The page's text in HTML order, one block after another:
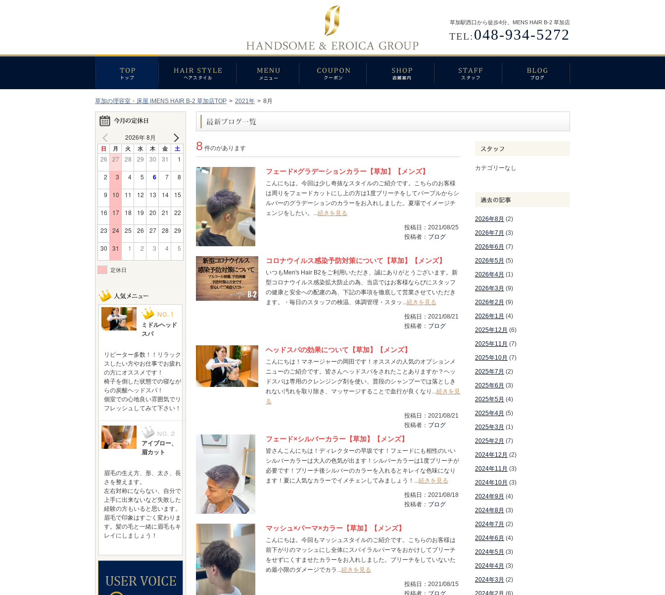
草加駅西口から徒歩4分。MENS HAIR B-2 草加店
TEL: 048-934-5272
草加の理容室・床屋 |MENS HAIR B-2 草加店TOP > 2021年 > 8月
8 件のがあります
フェード×グラデーションカラー【草加】【メンズ】
こんにちは。今回は少し奇抜なスタイルのご紹介です。こちらのお客様
は周りをフェードカットにし上の方は1度ブリーチをしてパープルからシ
ルバーのグラデーションのカラーをお入れしました。夏場でイメージチ
ェンジをしたい。...続きを見る
投稿日： 2021/08/25
投稿者： ブログ
コロナウイルス感染予防対策について【草加】【メンズ】
いつもMen's Hair B2をご利用いただき、誠にありがとうございます。新
型コロナウイルス感染拡大防止の為、当店ではお客様ならびにスタッフ
の健康と安全への配慮の為、下記の事項を徹底して営業させていただき
ます。・毎日のスタッフの検温、体調管理・スタッ...続きを見る
投稿日： 2021/08/21
投稿者： ブログ
ヘッドスパの効果について【草加】【メンズ】
こんにちは！マネージャーの岡田です！オススメの人気のオプションメ
ニューのご紹介です。皆さんヘッドスパをされたことありますか？ヘッ
ドスパは専用のクレンジング剤を使い、普段のシャンプーでは落としき
れない汚れを取り除き、マッサージすることで血行が良くなり...続きを見
る
投稿日： 2021/08/21
投稿者： ブログ
フェード×シルバーカラー【草加】【メンズ】
皆さんこんにちは！ディレクターの早坂です！フェードにも相性のいい
シルバーカラーは大人の色気が出ます！シルバーカラーは1度ブリーチが
必要です！ブリーチ後シルバーのカラーを入れるとキレイな色味になり
ます！夏に人気なカラーでイメチェンしてみましょう！...続きを見る
投稿日： 2021/08/18
投稿者： ブログ
マッシュ×パーマ×カラー【草加】【メンズ】
こんにちは。今回もマッシュスタイルのご紹介です。こちらのお客様は
前下がりのマッシュにし全体にスパイラルパーマをおかけしてブリーチ
をせずにくすませたカラーをお入れしました。ブリーチをしていないた
め最小限のダメージでカラ...続きを見る
投稿日： 2021/08/15
投稿者： ブログ
カテゴリーなし
2026年8月 (2)
2026年7月 (3)
2026年6月 (7)
2026年5月 (5)
2026年4月 (1)
2026年3月 (9)
2026年2月 (9)
2026年1月 (4)
2025年12月 (6)
2025年11月 (7)
2025年10月 (7)
2025年7月 (2)
2025年6月 (3)
2025年5月 (4)
2025年4月 (5)
2025年3月 (1)
2025年2月 (7)
2024年12月 (2)
2024年11月 (3)
2024年10月 (3)
2024年9月 (4)
2024年8月 (3)
2024年7月 (2)
2024年6月 (4)
2024年5月 (3)
2024年4月 (3)
2024年3月 (2)
2024年2月 (6)
2026年 8月
日 月 火 水 木 金 土
26 27 28 29 30 31 1
2 3 4 5 6 7 8
9 10 11 12 13 14 15
16 17 18 19 20 21 22
23 24 25 26 27 28 29
30 31 1 2 3 4 5
定休日
ミドルヘッド
スパ
リピーター多数！！リラック
スしたい方やお仕事でお疲れ
の方にオススメです！
椅子を倒した状態での寝なが
らの炭酸ヘッドスパ！
個室での心地良い雰囲気でリ
フレッシュしてみて下さい！
アイブロー、
眉カット
眉毛の生え方、形、太さ、長
さを整えます。
左右対称にならない、自分で
上手に出来ないなど失敗した
経験の方もいると思います。
眉毛で印象はすごく変わりま
す。髪の毛と一緒に眉毛もキ
レイにしましょう！